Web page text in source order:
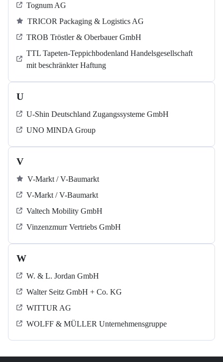
Tognum AG
TRICOR Packaging & Logistics AG
TROB Tröstler & Oberbauer GmbH
TTL Tapeten-Teppichbodenland Handelsgesellschaft
mit beschränkter Haftung
U
U-Shin Deutschland Zugangssysteme GmbH
UNO MINDA Group
V
V-Markt / V-Baumarkt
V-Markt / V-Baumarkt
Valtech Mobility GmbH
Vinzenzmurr Vertriebs GmbH
W
W. & L. Jordan GmbH
Walter Seitz GmbH + Co. KG
WITTUR AG
WOLFF & MÜLLER Unternehmensgruppe